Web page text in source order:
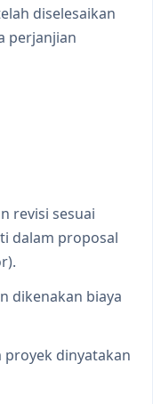
diselesaikan
perjanjian
revisi sesuai
dalam proposal
dikenakan biaya
proyek dinyatakan